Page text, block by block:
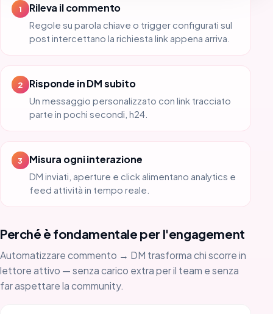
1 Rileva il commento
Regole su parola chiave o trigger configurati sul
post intercettano la richiesta link appena arriva.
2 Risponde in DM subito
Un messaggio personalizzato con link tracciato
parte in pochi secondi, h24.
3 Misura ogni interazione
DM inviati, aperture e click alimentano analytics e
feed attività in tempo reale.
Perché è fondamentale per l'engagement
Automatizzare commento → DM trasforma chi scorre in
lettore attivo — senza carico extra per il team e senza
far aspettare la community.